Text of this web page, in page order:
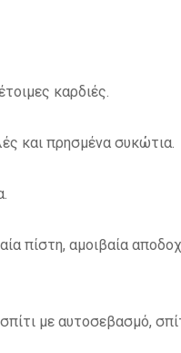
καρδιές.
και πρησμένα συκώτια.
πίστη, αμοιβαία
με αυτοσεβασμό,